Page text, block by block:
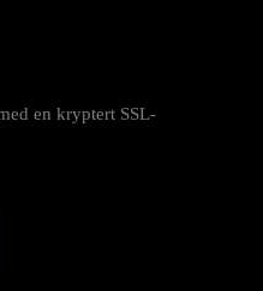
en kryptert SSL-